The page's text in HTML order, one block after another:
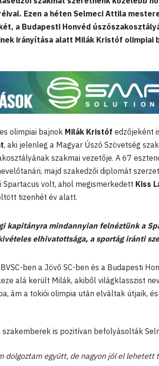
Ezen a héten Selmeci Attila
a Budapesti Honvéd
irányítása alatt Milák Kristóf olimpiai
olimpiai bajnok Milák Kristóf edzőjeként
, aki jelenleg a Magyar Úszó Szövetség
szakmai vezetője. A 67
majd szakedzői diplomát
volt, ahol megismerkedett Kiss
tizenhét év alatt.
kapitányra mindannyian felnéztünk a
elhivatottsága, a sportág iránti
ben a Jövő SC-ben és a Budapesti
alá került Milák, akiből világklasszist
ám a tokiói olimpia után elváltak útjaik,
is pozitívan befolyásolták
dolgoztam együtt, de nagyon jól el